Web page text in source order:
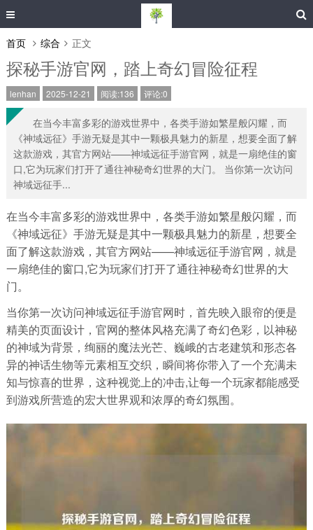
首页 综合 正文
探秘手游官网，踏上奇幻冒险征程
lenhan 2025-12-21 阅读:136 评论:0
在当今丰富多彩的游戏世界中，各类手游如繁星般闪耀，而
《神域远征》手游无疑是其中一颗极具魅力的新星，想要全面了解
这款游戏，其官方网站——神域远征手游官网，就是一扇绝佳的窗
口,它为玩家们打开了通往神秘奇幻世界的大门。 当你第一次访问
神域远征手...
在当今丰富多彩的游戏世界中，各类手游如繁星般闪耀，而
《神域远征》手游无疑是其中一颗极具魅力的新星，想要全
面了解这款游戏，其官方网站——神域远征手游官网，就是
一扇绝佳的窗口,它为玩家们打开了通往神秘奇幻世界的大
门。
当你第一次访问神域远征手游官网时，首先映入眼帘的便是
精美的页面设计，官网的整体风格充满了奇幻色彩，以神秘
的神域为背景，绚丽的魔法光芒、巍峨的古老建筑和形态各
异的神话生物等元素相互交织，瞬间将你带入了一个充满未
知与惊喜的世界，这种视觉上的冲击,让每一个玩家都能感受
到游戏所营造的宏大世界观和浓厚的奇幻氛围。